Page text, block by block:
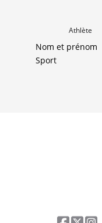
Athlète
Nom et prénom
Sport